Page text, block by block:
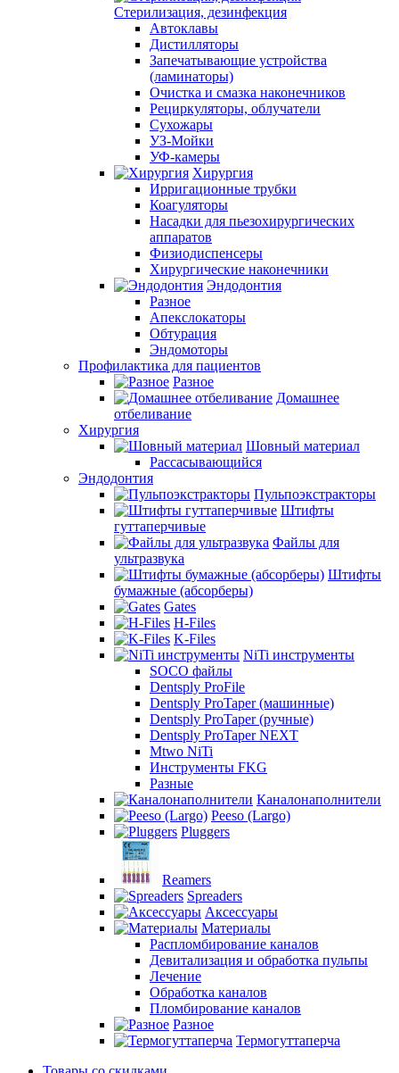
Стерилизация, дезинфекция
Автоклавы
Дистилляторы
Запечатывающие устройства
(ламинаторы)
Очистка и смазка наконечников
Рециркуляторы, облучатели
Сухожары
УЗ-Мойки
УФ-камеры
Хирургия
Ирригационные трубки
Коагуляторы
Насадки для пьезохирургических
аппаратов
Физиодиспенсеры
Хирургические наконечники
Эндодонтия
Разное
Апекслокаторы
Обтурация
Эндомоторы
Профилактика для пациентов
Разное
Домашнее
отбеливание
Хирургия
Шовный материал
Рассасывающийся
Эндодонтия
Пульпоэкстракторы
Штифты
гуттаперчивые
Файлы для
ультразвука
Штифты
бумажные (абсорберы)
Gates
H-Files
K-Files
NiTi инструменты
SOCO файлы
Dentsply ProFile
Dentsply ProTaper (машинные)
Dentsply ProTaper (ручные)
Dentsply ProTaper NEXT
Mtwo NiTi
Инструменты FKG
Разные
Каналонаполнители
Peeso (Largo)
Pluggers
Reamers
Spreaders
Аксессуары
Материалы
Распломбирование каналов
Девитализация и обработка пульпы
Лечение
Обработка каналов
Пломбирование каналов
Разное
Термогуттаперча